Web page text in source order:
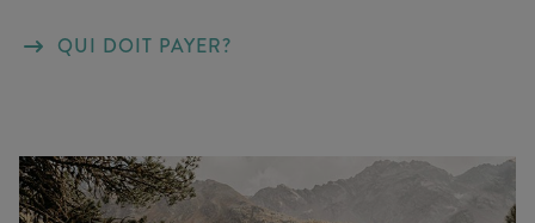
QUI DOIT PAYER?